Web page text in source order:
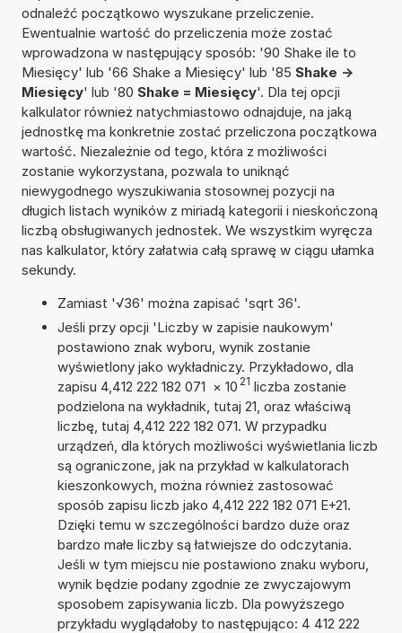
odnaleźć początkowo wyszukane przeliczenie.
Ewentualnie wartość do przeliczenia może zostać
wprowadzona w następujący sposób: '90 Shake ile to
Miesięcy' lub '66 Shake a Miesięcy' lub '85 Shake ->
Miesięcy' lub '80 Shake = Miesięcy'. Dla tej opcji
kalkulator również natychmiastowo odnajduje, na jaką
jednostkę ma konkretnie zostać przeliczona początkowa
wartość. Niezależnie od tego, która z możliwości
zostanie wykorzystana, pozwala to uniknąć
niewygodnego wyszukiwania stosownej pozycji na
długich listach wyników z miriadą kategorii i nieskończoną
liczbą obsługiwanych jednostek. We wszystkim wyręcza
nas kalkulator, który załatwia całą sprawę w ciągu ułamka
sekundy.
Zamiast '√36' można zapisać 'sqrt 36'.
Jeśli przy opcji 'Liczby w zapisie naukowym'
postawiono znak wyboru, wynik zostanie
wyświetlony jako wykładniczy. Przykładowo, dla
zapisu 4,412 222 182 071 × 10 21 liczba zostanie
podzielona na wykładnik, tutaj 21, oraz właściwą
liczbę, tutaj 4,412 222 182 071. W przypadku
urządzeń, dla których możliwości wyświetlania liczb
są ograniczone, jak na przykład w kalkulatorach
kieszonkowych, można również zastosować
sposób zapisu liczb jako 4,412 222 182 071 E+21.
Dzięki temu w szczególności bardzo duże oraz
bardzo małe liczby są łatwiejsze do odczytania.
Jeśli w tym miejscu nie postawiono znaku wyboru,
wynik będzie podany zgodnie ze zwyczajowym
sposobem zapisywania liczb. Dla powyższego
przykładu wyglądałoby to następująco: 4 412 222